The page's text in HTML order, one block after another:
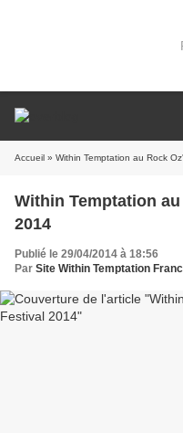
Accueil » Within Temptation au Rock
Within Temptation
2014
Publié le 29/04/2014 à 18:56
Par Site Within Temptation